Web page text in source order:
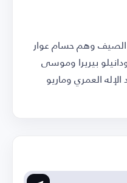
9 لاعبين في الصيف وهم حسام عوار
بيريرا وموسى
العمري وماريو